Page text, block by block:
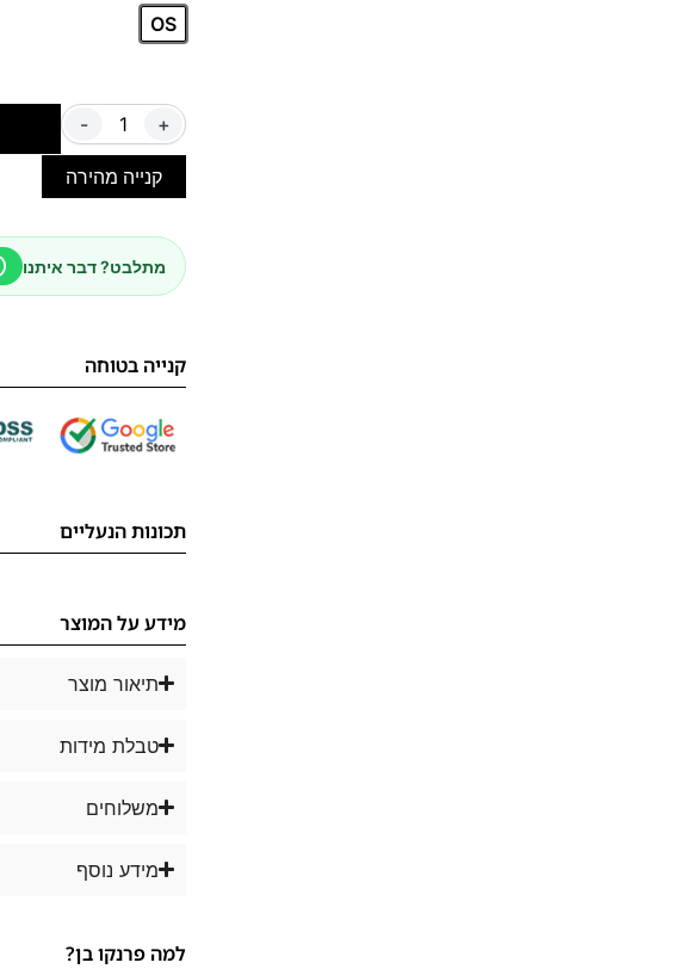
OS
- +
קנייה מהירה
מתלבט? דבר איתנו
קנייה בטוחה
תכונות הנעליים
מידע על המוצר
תיאור מוצר
טבלת מידות
משלוחים
מידע נוסף
למה פרנקו בן?